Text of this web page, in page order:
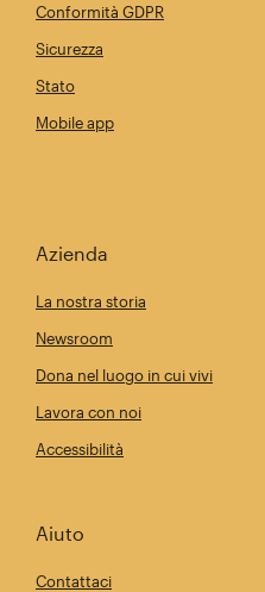
Conformità GDPR
Sicurezza
Stato
Mobile app
Azienda
La nostra storia
Newsroom
Dona nel luogo in cui vivi
Lavora con noi
Accessibilità
Aiuto
Contattaci